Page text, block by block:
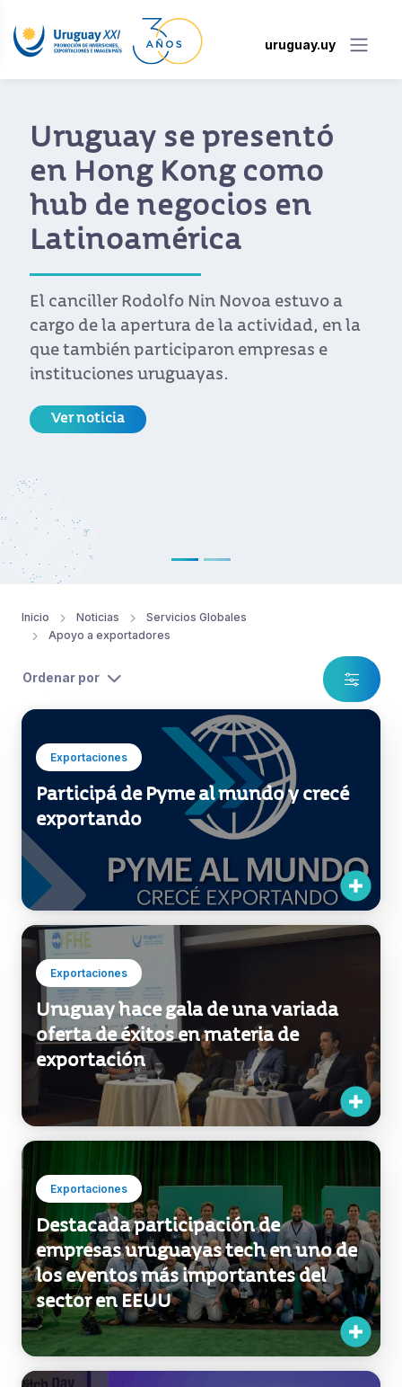
uruguay.uy
Uruguay se presentó
en Hong Kong como
hub de negocios en
Latinoamérica
El canciller Rodolfo Nin Novoa estuvo a
cargo de la apertura de la actividad, en la
que también participaron empresas e
instituciones uruguayas.
Ver noticia
Apoyo a exportadores
Ordenar por
Exportaciones
Participá de Pyme al mundo y crecé
exportando
Exportaciones
Uruguay hace gala de una variada
oferta de éxitos en materia de
exportación
Exportaciones
Destacada participación de
empresas uruguayas tech en uno de
los eventos más importantes del
sector en EEUU